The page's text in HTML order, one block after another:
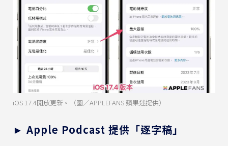
iOS 17.4開放更新。（圖／APPLEFANS 蘋果迷提供）
► Apple Podcast 提供「逐字稿」